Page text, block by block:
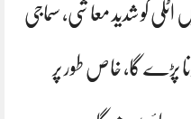
کو شدید معاشی، سماجی
پڑے گا، خاص طور پر